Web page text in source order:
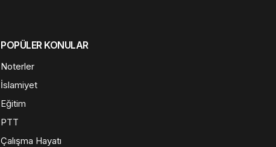
POPÜLER KONULAR
Noterler
İslamiyet
Eğitim
PTT
Çalışma Hayatı